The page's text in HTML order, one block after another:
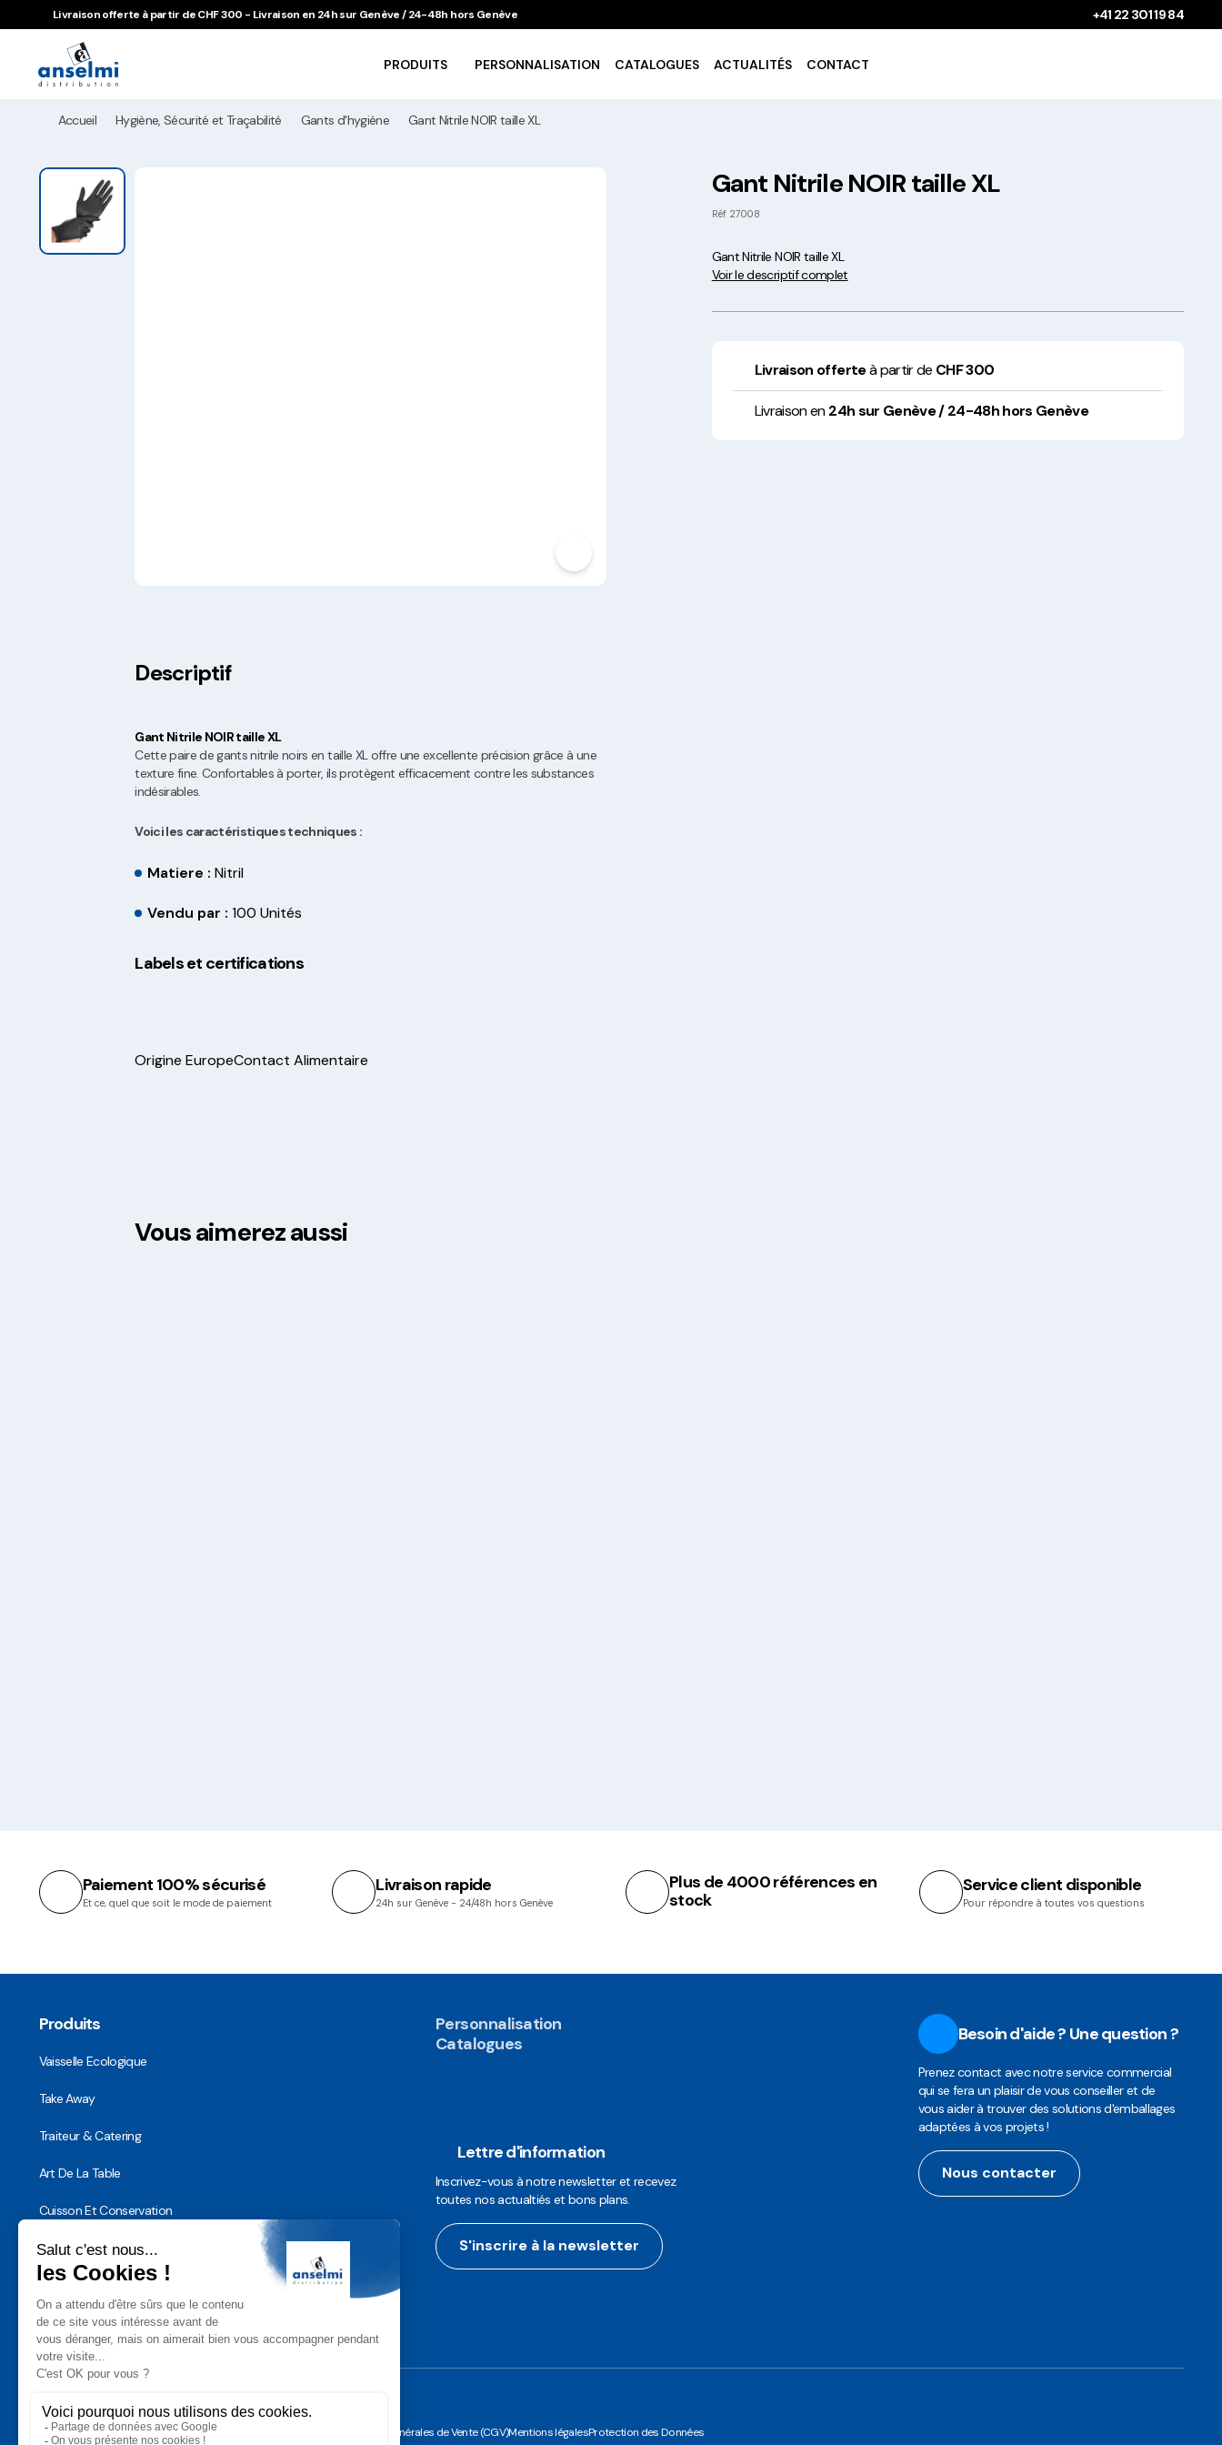
Aller au contenu
Aller à la navigation principale
Livraison offerte à partir de CHF 300 - Livraison en 24h sur Genève / 24-48h hors Genève +41 22 301 19 84
PRODUITS
Gobelets à boissons
Saladiers krafts fabriqués
en Europe
PERSONNALISATION CATALOGUES ACTUALITÉS CONTACT
Accueil Hygiène, Sécurité et Traçabilité Gants d'hygiène Gant Nitrile NOIR taille XL
Gant Nitrile NOIR taille XL
Réf 27008
Gant Nitrile NOIR taille XL
Voir le descriptif complet
Livraison offerteà partir de CHF 300
Livraison en24h sur Genève / 24-48h hors Genève
Descriptif
Gant Nitrile NOIR taille XL
Cette paire de gants nitrile noirs en taille XL offre une excellente précision grâce à une
texture fine. Confortables à porter, ils protègent efficacement contre les substances
indésirables.
Voici les caractéristiques techniques :
Matiere :Nitril
Vendu par :100 Unités
Labels et certifications
Origine EuropeContact Alimentaire
Vous aimerez aussi
Paiement 100% sécurisé
Et ce, quel que soit le mode de paiement
Livraison rapide
24h sur Genève - 24/48h hors Genève
Plus de 4000 références en
stock
Service client disponible
Pour répondre à toutes vos questions
Produits
Vaisselle Ecologique
Take Away
Traiteur & Catering
Art De La Table
Cuisson Et Conservation
Hygiène, Sécurité et Traçabilité
Vaisselle Réutilisable
Noël
Personnalisation
Catalogues
Lettre d'information
Inscrivez-vous à notre newsletter et recevez
toutes nos actualtiés et bons plans.
S'inscrire à la newsletter
Besoin d'aide ? Une question ?
Prenez contact avec notre service commercial
qui se fera un plaisir de vous conseiller et de
vous aider à trouver des solutions d'emballages
adaptées à vos projets !
Nous contacter
Conditions Générales de Vente (CGV)Mentions légalesProtection des Données